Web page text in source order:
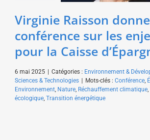
Virginie Raisson
conférence sur les
pour la Caisse
6 mai 2025 Catégories : Environnement &
Sciences & Technologies
Mots-clés : Conférence,
Environnement, Nature, Réchauffement climatique,
écologique, Transition énergétique